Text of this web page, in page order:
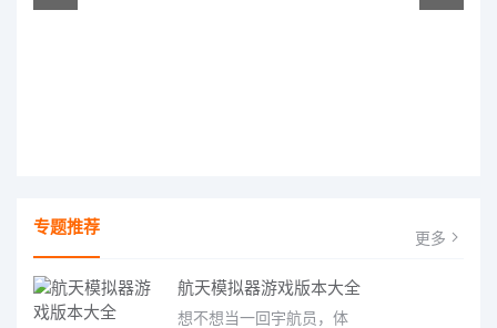
专题推荐 更多
航天模拟器游戏版本大全
想不想当一回宇航员，体